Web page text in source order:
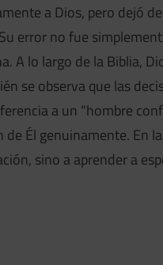
a Dios, pero dejó
error no fue
A lo largo de la Biblia,
se observa que las
a un “hombre
Él genuinamente. En
sino a aprender a